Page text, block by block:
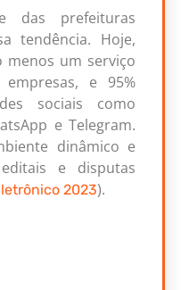
das prefeituras
tendência. Hoje,
menos um serviço
e 95%
sociais como
e Telegram.
dinâmico e
e disputas
2023).